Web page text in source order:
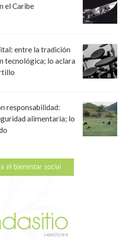
el Caribe
entre la tradición
tecnológica; lo aclara
responsabilidad:
alimentaria; lo